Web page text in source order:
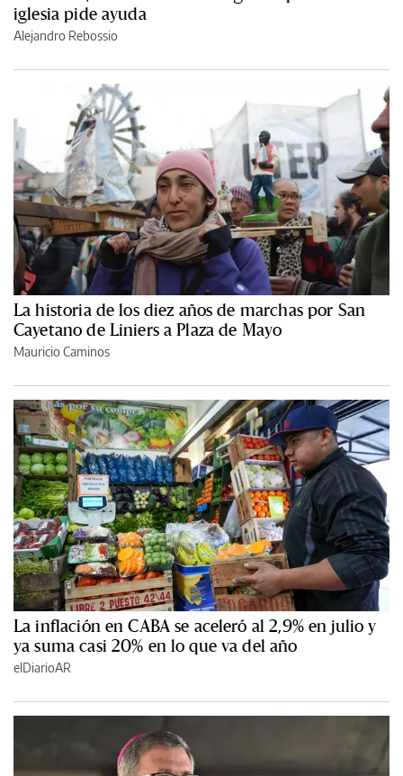
iglesia pide ayuda
Alejandro Rebossio
La historia de los diez años de marchas por San
Cayetano de Liniers a Plaza de Mayo
Mauricio Caminos
La inflación en CABA se aceleró al 2,9% en julio y
ya suma casi 20% en lo que va del año
elDiarioAR